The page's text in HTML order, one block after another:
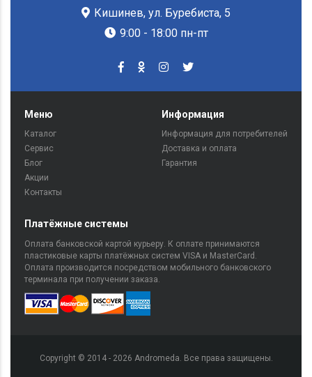
Кишинев, ул. Буребиста, 5
9:00 - 18:00 пн-пт
Меню
Каталог
Сервис
Блог
Акции
Контакты
Информация
Информация для потребителей
Доставка и оплата
Гарантия
Платёжные системы
Оплата банковской картой курьеру. К оплате принимаются
пластиковые карты платёжных систем VISA и MasterCard.
Оплата производится посредством мобильного банковского
терминала при получении заказа.
Copyright © 2014 - 2026 Andromeda. Все права защищены.